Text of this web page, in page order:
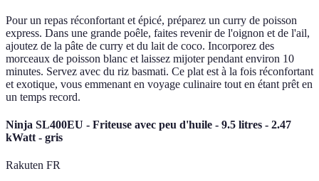
Pour un repas réconfortant et épicé, préparez un curry de poisson
express. Dans une grande poêle, faites revenir de l'oignon et de l'ail,
ajoutez de la pâte de curry et du lait de coco. Incorporez des
morceaux de poisson blanc et laissez mijoter pendant environ 10
minutes. Servez avec du riz basmati. Ce plat est à la fois réconfortant
et exotique, vous emmenant en voyage culinaire tout en étant prêt en
un temps record.
Ninja SL400EU - Friteuse avec peu d'huile - 9.5 litres - 2.47
kWatt - gris
Rakuten FR